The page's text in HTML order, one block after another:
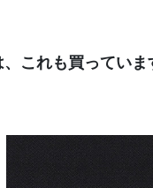
これも買っていま